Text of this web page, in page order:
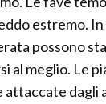
estremo. In
possono
al meglio. Le
attaccate